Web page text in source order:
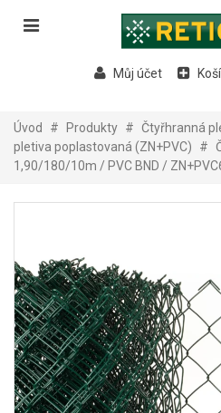
Můj účet
Úvod # Produkty # Čtyřhranná
pletiva poplastovaná (ZN+PVC)
#
1,90/180/10m / PVC BND /